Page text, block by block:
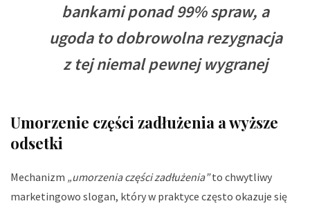
bankami ponad 99% spraw, a
ugoda to dobrowolna rezygnacja
z tej niemal pewnej wygranej
Umorzenie części zadłużenia a wyższe
odsetki
Mechanizm „umorzenia części zadłużenia”to chwytliwy
marketingowo slogan, który w praktyce często okazuje się